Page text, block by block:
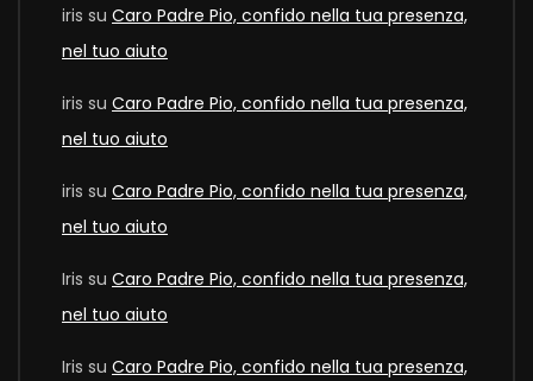
iris su Caro Padre Pio, confido nella tua presenza,
nel tuo aiuto
iris su Caro Padre Pio, confido nella tua presenza,
nel tuo aiuto
iris su Caro Padre Pio, confido nella tua presenza,
nel tuo aiuto
Iris su Caro Padre Pio, confido nella tua presenza,
nel tuo aiuto
Iris su Caro Padre Pio, confido nella tua presenza,